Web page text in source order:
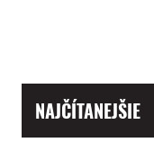
NAJČÍTANEJŠIE